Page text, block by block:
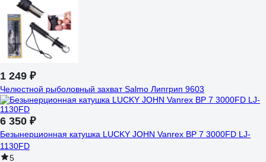
1 249 ₽
Челюстной рыболовный захват Salmo Липгрип 9603
6 350 ₽
Безынерционная катушка LUCKY JOHN Vanrex BP 7 3000FD LJ-
1130FD
5